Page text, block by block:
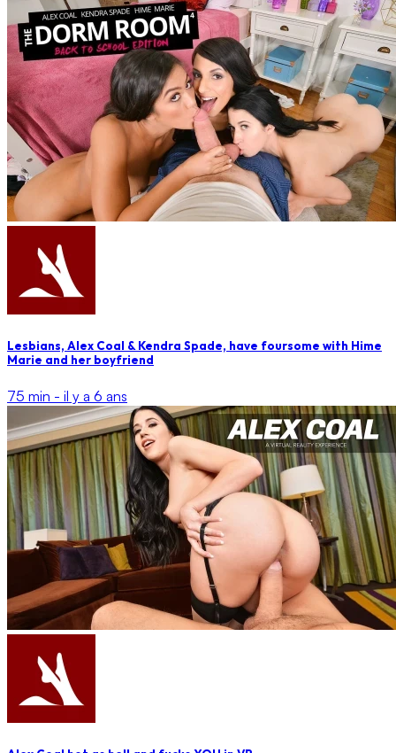
Lesbians, Alex Coal & Kendra Spade, have foursome with Hime
Marie and her boyfriend
75 min - il y a 6 ans